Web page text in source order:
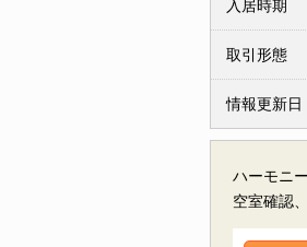
入居時期
取引形態
情報更新日
ハーモニ
空室確認